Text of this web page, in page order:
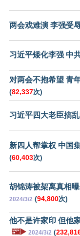
两会戏难演 李强受
习近平矮化李强 中
对两会不抱希望 青
(82,337次)
习近平四大老臣搞
新四人帮掌权 中国
(60,403次)
胡锦涛被架离真相
2024/3/2 (94,800次)
他不是许家印 但他
🖼️▶️ 2024/3/2 (